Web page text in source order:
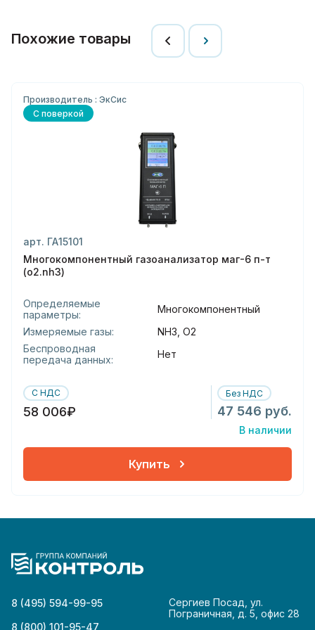
Похожие товары
Производитель : ЭкСис
С поверкой
арт. ГА15101
Многокомпонентный газоанализатор маг-6 п-т
(o2.nh3)
Определяемые
параметры:
Многокомпонентный
Измеряемые газы:
NH3, O2
Беспроводная
передача данных:
Нет
С НДС
58 006₽
Без НДС
47 546 руб.
В наличии
Купить
8 (495) 594-99-95
8 (800) 101-95-47
Сергиев Посад, ул.
Пограничная, д. 5, офис 28